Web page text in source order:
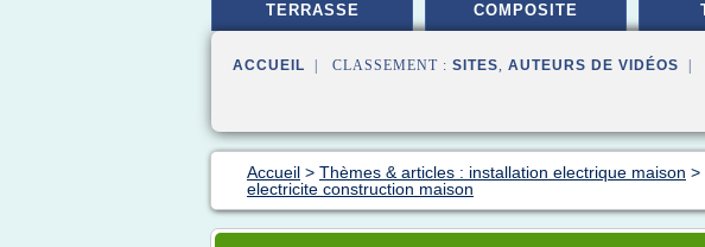
TERRASSE COMPOSITE
ACCUEIL | CLASSEMENT : SITES, AUTEURS DE VIDÉOS |
Accueil > Thèmes & articles : installation electrique maison >
electricite construction maison